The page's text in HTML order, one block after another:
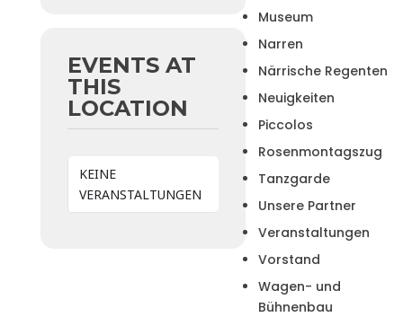
EVENTS AT
THIS
LOCATION
KEINE
VERANSTALTUNGEN
Museum
Narren
Närrische Regenten
Neuigkeiten
Piccolos
Rosenmontagszug
Tanzgarde
Unsere Partner
Veranstaltungen
Vorstand
Wagen- und
Bühnenbau